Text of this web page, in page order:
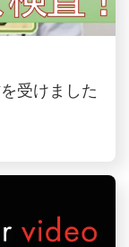
受けました